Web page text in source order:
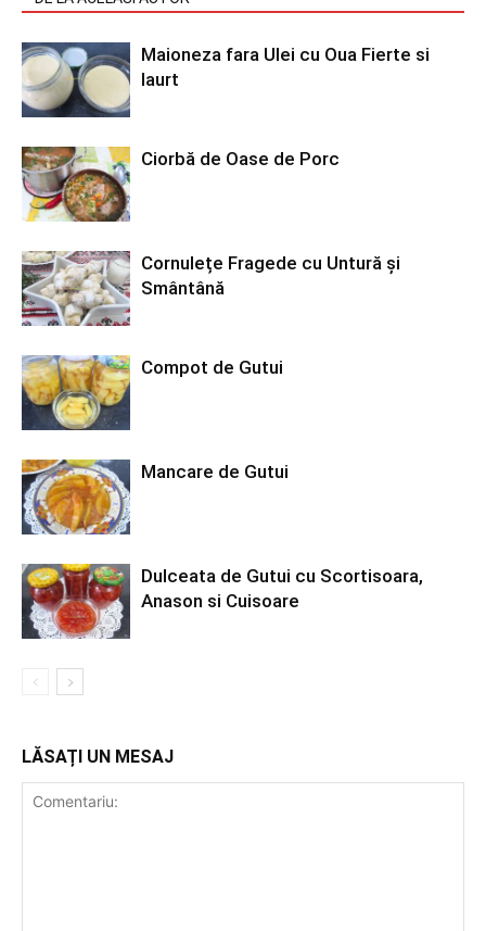
Maioneza fara Ulei cu Oua Fierte si
Iaurt
Ciorbă de Oase de Porc
Cornulețe Fragede cu Untură și
Smântână
Compot de Gutui
Mancare de Gutui
Dulceata de Gutui cu Scortisoara,
Anason si Cuisoare
LĂSAȚI UN MESAJ